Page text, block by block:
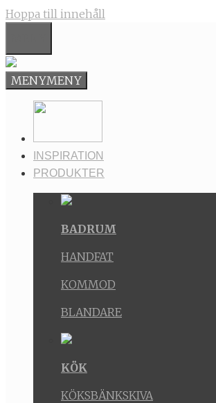
Hoppa till innehåll
MENYMENY
INSPIRATION
PRODUKTER
BADRUM
HANDFAT
KOMMOD
BLANDARE
KÖK
KÖKSBÄNKSKIVA